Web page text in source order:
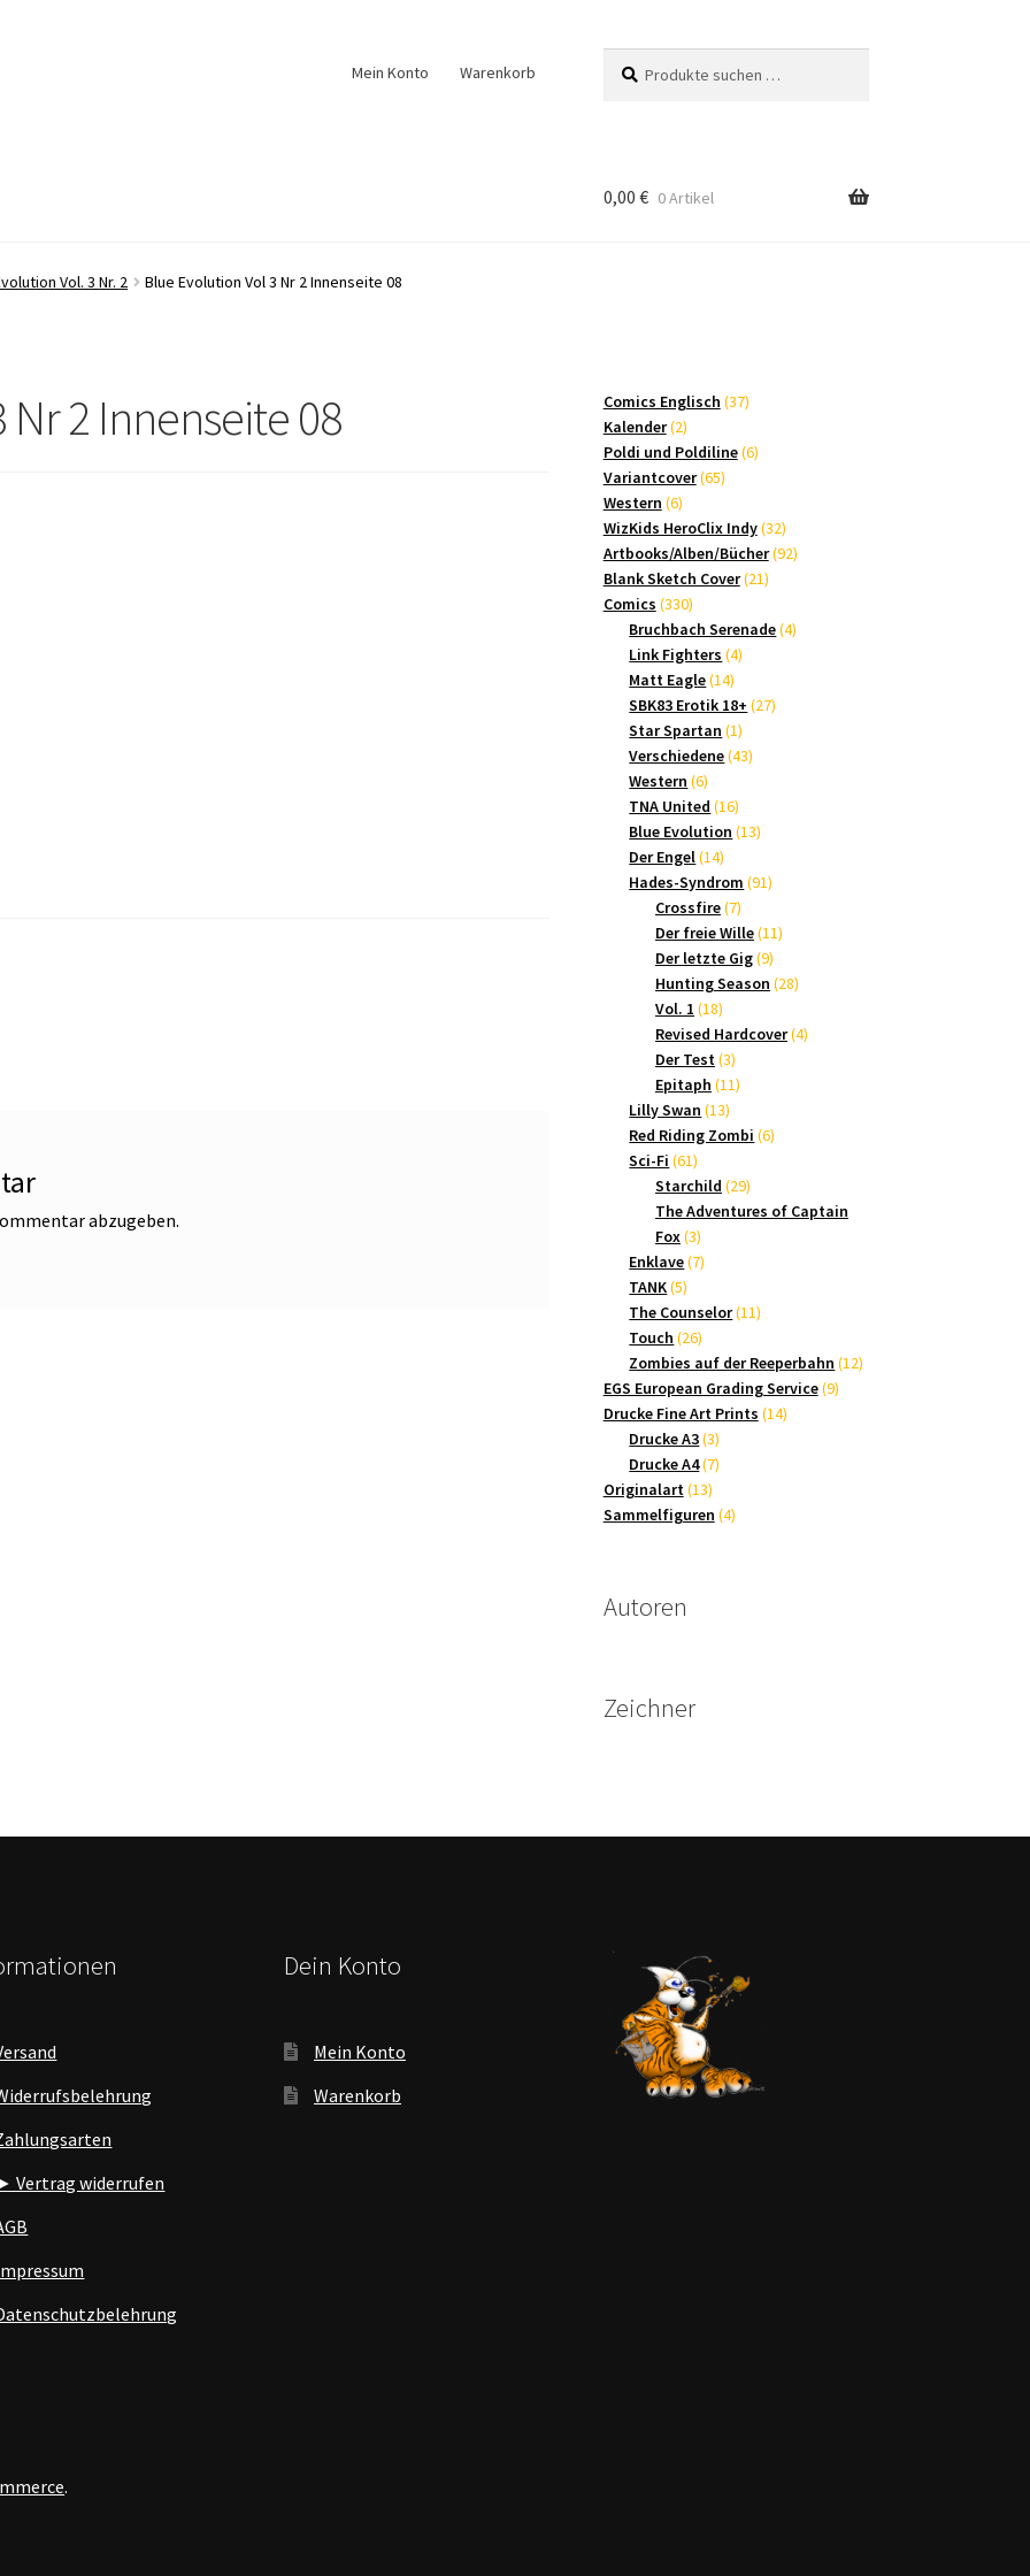
Mein Konto Warenkorb
nach:
0,00 € 0 Artikel
Vol. 3 Nr. 2 Blue Evolution Vol 3 Nr 2 Innenseite 08
2 Innenseite 08
abzugeben.
Comics Englisch 3737
Kalender 22
Produkte
Poldi und Poldiline 66
Variantcover 6565
Western 66
Produkte
WizKids HeroClix Indy 3232
Produkte
Artbooks/Alben/Bücher 9292
Blank Sketch Cover 2121
Comics 330330
Produkte
Bruchbach Serenade 44
Link Fighters 44
Matt Eagle 1414
Produkte
SBK83 Erotik 18+ 2727
Star Spartan 11
Produkt
Verschiedene 4343
Western 66
Produkte
TNA United 1616
Produkte
Blue Evolution 1313
Der Engel 1414
Produkte
Hades-Syndrom 9191
Crossfire 77
Produkte
Der freie Wille 1111
Der letzte Gig 99
Produkte
Hunting Season 2828
Vol. 1 1818
Produkte
Revised Hardcover 44
Der Test 33
Produkte
Epitaph 1111
Lilly Swan 1313
Produkte
Red Riding Zombi 66
Sci-Fi 6161
Produkte
Starchild 2929
Produkte
The Adventures of Captain
Fox 33
Produkte
Enklave 77
TANK 55
Produkte
The Counselor 1111
Touch 2626
Produkte
Zombies auf der Reeperbahn 1212
EGS European Grading Service 99
Drucke Fine Art Prints 1414
Drucke A3 33
Produkte
Drucke A4 77
Originalart 1313
Produkte
Sammelfiguren 44
Autoren
Zeichner
Vertrag widerrufen
Dein Konto
Mein Konto
Warenkorb
.